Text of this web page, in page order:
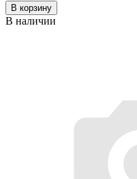
В корзину
В наличии